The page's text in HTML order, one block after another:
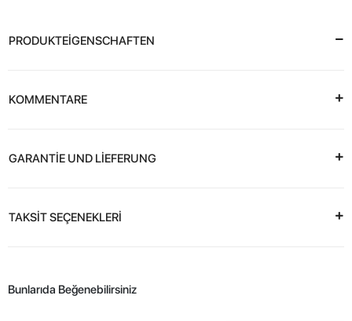
PRODUKTEİGENSCHAFTEN
KOMMENTARE
GARANTİE UND LİEFERUNG
TAKSİT SEÇENEKLERİ
Bunlarıda Beğenebilirsiniz